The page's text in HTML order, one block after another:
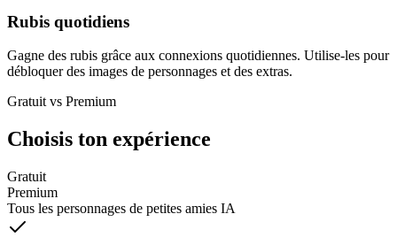
Rubis quotidiens
Gagne des rubis grâce aux connexions quotidiennes. Utilise-les pour
débloquer des images de personnages et des extras.
Gratuit vs Premium
Choisis ton expérience
Gratuit
Premium
Tous les personnages de petites amies IA